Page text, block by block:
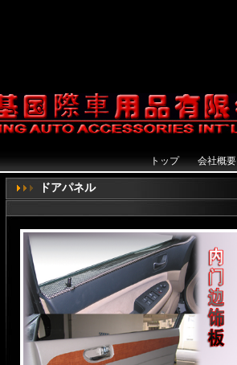
トップ 会社概要
ドアパネル